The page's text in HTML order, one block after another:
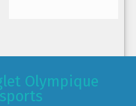
Olympique